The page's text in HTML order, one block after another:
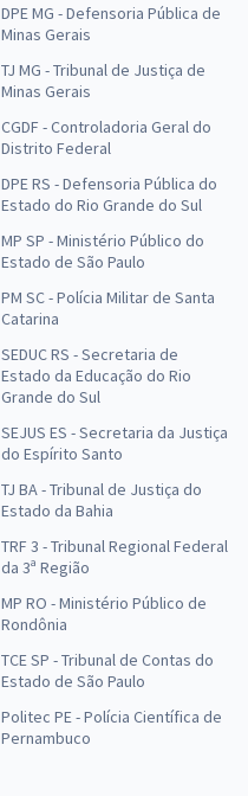
DPE MG - Defensoria Pública de
Minas Gerais
TJ MG - Tribunal de Justiça de
Minas Gerais
CGDF - Controladoria Geral do
Distrito Federal
DPE RS - Defensoria Pública do
Estado do Rio Grande do Sul
MP SP - Ministério Público do
Estado de São Paulo
PM SC - Polícia Militar de Santa
Catarina
SEDUC RS - Secretaria de
Estado da Educação do Rio
Grande do Sul
SEJUS ES - Secretaria da Justiça
do Espírito Santo
TJ BA - Tribunal de Justiça do
Estado da Bahia
TRF 3 - Tribunal Regional Federal
da 3ª Região
MP RO - Ministério Público de
Rondônia
TCE SP - Tribunal de Contas do
Estado de São Paulo
Politec PE - Polícia Científica de
Pernambuco